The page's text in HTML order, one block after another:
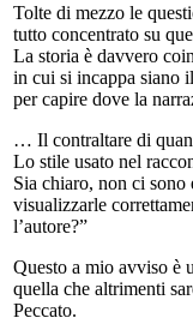
Tolte di mezzo le
tutto concentrato su
La storia è davvero
in cui si incappa siano
per capire dove la
… Il contraltare di
Lo stile usato nel
Sia chiaro, non ci sono
visualizzarle
l’autore?”
Questo a mio avviso è
quella che altrimenti
Peccato.